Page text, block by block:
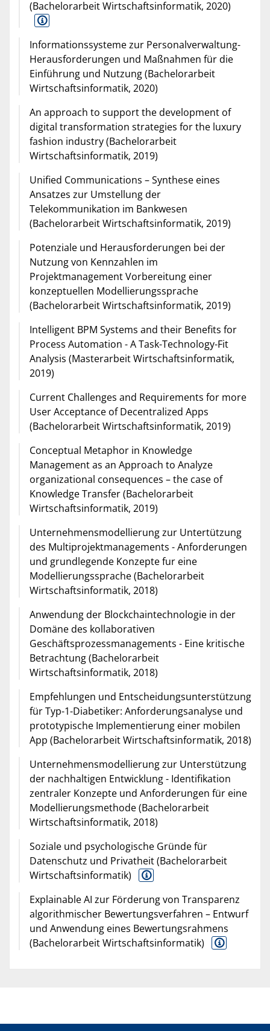
(Bachelorarbeit Wirtschaftsinformatik, 2020)
Informationssysteme zur Personalverwaltung-
Herausforderungen und Maßnahmen für die
Einführung und Nutzung (Bachelorarbeit
Wirtschaftsinformatik, 2020)
An approach to support the development of
digital transformation strategies for the luxury
fashion industry (Bachelorarbeit
Wirtschaftsinformatik, 2019)
Unified Communications – Synthese eines
Ansatzes zur Umstellung der
Telekommunikation im Bankwesen
(Bachelorarbeit Wirtschaftsinformatik, 2019)
Potenziale und Herausforderungen bei der
Nutzung von Kennzahlen im
Projektmanagement Vorbereitung einer
konzeptuellen Modellierungssprache
(Bachelorarbeit Wirtschaftsinformatik, 2019)
Intelligent BPM Systems and their Benefits for
Process Automation - A Task-Technology-Fit
Analysis (Masterarbeit Wirtschaftsinformatik,
2019)
Current Challenges and Requirements for more
User Acceptance of Decentralized Apps
(Bachelorarbeit Wirtschaftsinformatik, 2019)
Conceptual Metaphor in Knowledge
Management as an Approach to Analyze
organizational consequences – the case of
Knowledge Transfer (Bachelorarbeit
Wirtschaftsinformatik, 2019)
Unternehmensmodellierung zur Untertützung
des Multiprojektmanagements - Anforderungen
und grundlegende Konzepte fur eine
Modellierungssprache (Bachelorarbeit
Wirtschaftsinformatik, 2018)
Anwendung der Blockchaintechnologie in der
Domäne des kollaborativen
Geschäftsprozessmanagements - Eine kritische
Betrachtung (Bachelorarbeit
Wirtschaftsinformatik, 2018)
Empfehlungen und Entscheidungsunterstützung
für Typ-1-Diabetiker: Anforderungsanalyse und
prototypische Implementierung einer mobilen
App (Bachelorarbeit Wirtschaftsinformatik, 2018)
Unternehmensmodellierung zur Unterstützung
der nachhaltigen Entwicklung - Identifikation
zentraler Konzepte und Anforderungen für eine
Modellierungsmethode (Bachelorarbeit
Wirtschaftsinformatik, 2018)
Soziale und psychologische Gründe für
Datenschutz und Privatheit (Bachelorarbeit
Wirtschaftsinformatik)
Explainable AI zur Förderung von Transparenz
algorithmischer Bewertungsverfahren – Entwurf
und Anwendung eines Bewertungsrahmens
(Bachelorarbeit Wirtschaftsinformatik)